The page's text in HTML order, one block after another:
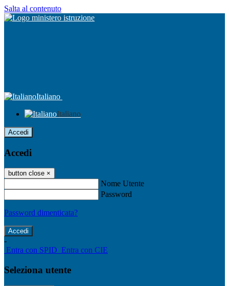
Salta al contenuto
Italiano
Italiano
Accedi
Accedi
button close ×
Nome Utente
Password
Password dimenticata?
-
Entra con SPID Entra con CIE
Seleziona utente